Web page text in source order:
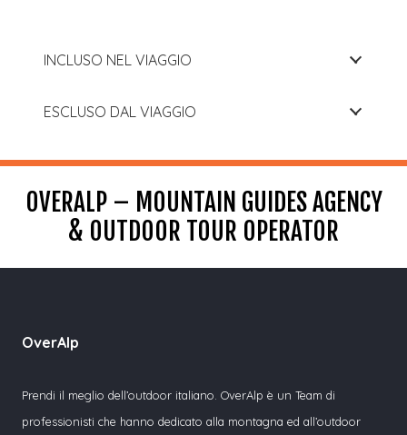
INCLUSO NEL VIAGGIO
ESCLUSO DAL VIAGGIO
OVERALP – MOUNTAIN GUIDES AGENCY
& OUTDOOR TOUR OPERATOR
OverAlp
Prendi il meglio dell’outdoor italiano. OverAlp è un Team di
professionisti che hanno dedicato alla montagna ed all’outdoor